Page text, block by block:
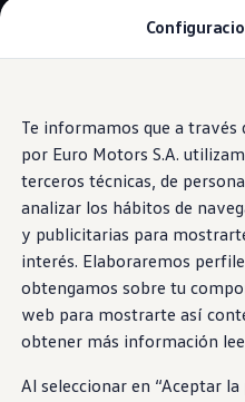
Te informamos que a
por Euro Motors S.A.
terceros técnicas, de
analizar los hábitos de
y publicitarias para
interés. Elaboraremos
obtengamos sobre tu
web para mostrarte así
obtener más información
Al seleccionar en “Aceptar
contenido
principal
a pie
de
Modelos y Concesionarios
Cotiza Aquí
Test Drive
Marca y Experiencia
Volkswagen Perú
Espacio Exclusivo
Innovación y
#Project1Hour
Latin NCAP
Postventa
Servicios de
Paquetes de
Metalicas